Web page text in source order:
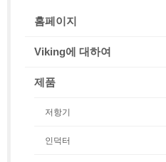
홈페이지
Viking에 대하여
제품
저항기
인덕터